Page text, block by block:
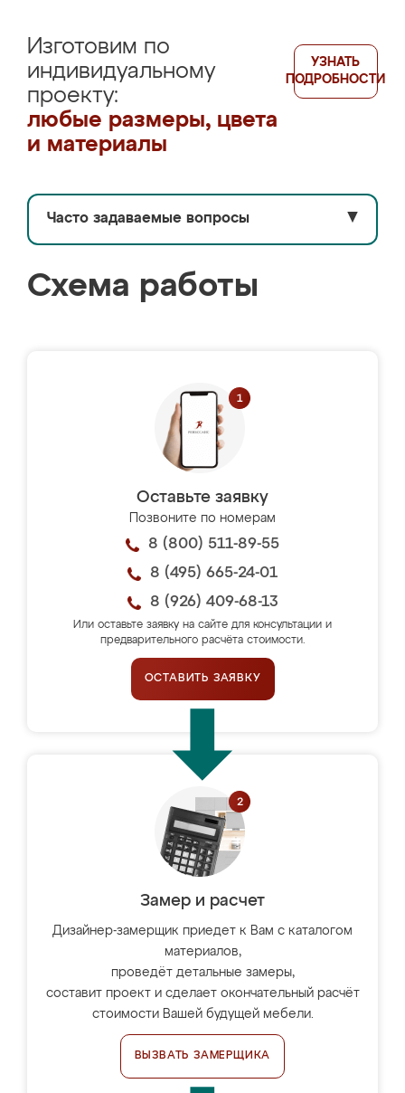
Изготовим по
индивидуальному
проекту:
любые размеры, цвета
и материалы
УЗНАТЬ
ПОДРОБНОСТИ
Часто задаваемые вопросы ▼
Схема работы
Оставьте заявку
Позвоните по номерам
8 (800) 511-89-55
8 (495) 665-24-01
8 (926) 409-68-13
Или оставьте заявку на сайте для консультации и
предварительного расчёта стоимости.
ОСТАВИТЬ ЗАЯВКУ
Замер и расчет
Дизайнер-замерщик приедет к Вам с каталогом
материалов,
проведёт детальные замеры,
составит проект и сделает окончательный расчёт
стоимости Вашей будущей мебели.
ВЫЗВАТЬ ЗАМЕРЩИКА